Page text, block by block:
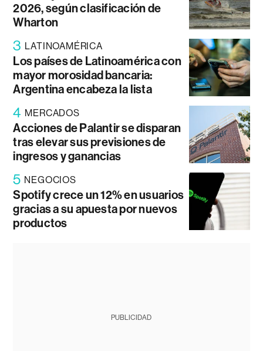
2026, según clasificación de
Wharton
3 LATINOAMÉRICA
Los países de Latinoamérica con
mayor morosidad bancaria:
Argentina encabeza la lista
4 MERCADOS
Acciones de Palantir se disparan
tras elevar sus previsiones de
ingresos y ganancias
5 NEGOCIOS
Spotify crece un 12% en usuarios
gracias a su apuesta por nuevos
productos
PUBLICIDAD